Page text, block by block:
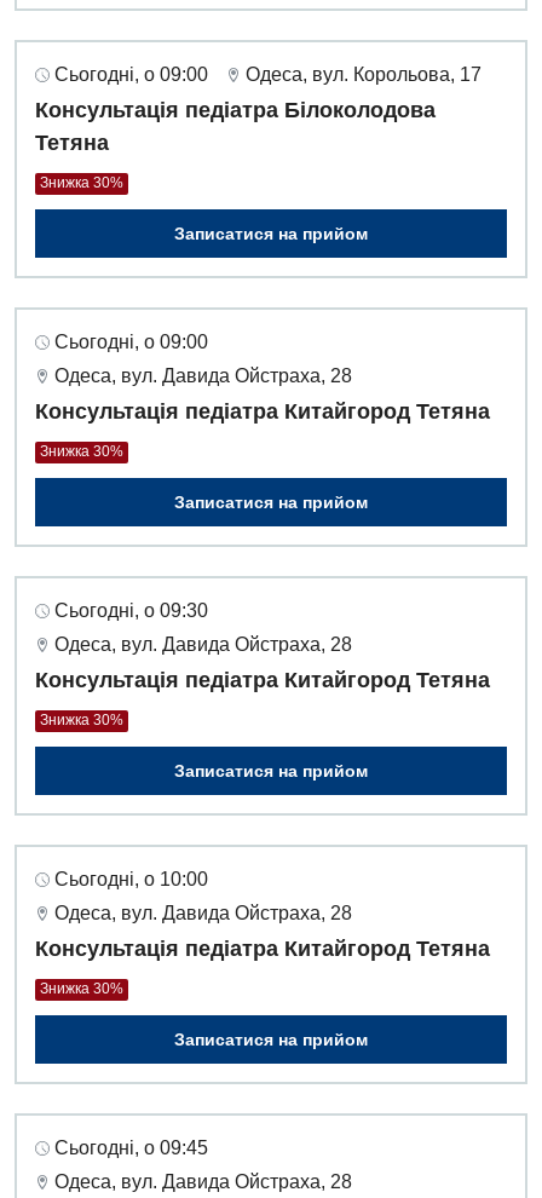
Алергологія, імунологія
Андрологія
Вакцинація
Відділення інтенсивної терапії
Відділення кардіосудинної патології та неврології
Гастроентерологія
Гематологія
Гінекологічне відділення
Денний стаціонар
Дерматовенерологія
Дієтологія
Ендокринологія
Кардіологія
Кардіохірургія
Мамологія
Медична психологія
Неврологія
Нейрохірургія
Онкологічне відділлення
Оториноларингологія
Педіатричне відділення
Травматологічне відділення
Урологічне відділення
Хірургічне відділення
Сьогодні, о 09:00 Одеса, вул. Корольова, 17
Консультація педіатра Білоколодова
Тетяна
Знижка 30%
Записатися на прийом
Сьогодні, о 09:00
Одеса, вул. Давида Ойстраха, 28
Консультація педіатра Китайгород Тетяна
Знижка 30%
Записатися на прийом
Сьогодні, о 09:30
Одеса, вул. Давида Ойстраха, 28
Консультація педіатра Китайгород Тетяна
Знижка 30%
Записатися на прийом
Сьогодні, о 10:00
Одеса, вул. Давида Ойстраха, 28
Консультація педіатра Китайгород Тетяна
Знижка 30%
Записатися на прийом
Сьогодні, о 09:45
Одеса, вул. Давида Ойстраха, 28